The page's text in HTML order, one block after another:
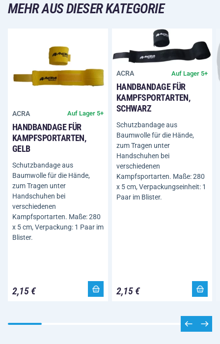
MEHR AUS DIESER KATEGORIE
ACRA Auf Lager 5+
HANDBANDAGE FÜR
KAMPFSPORTARTEN,
GELB
Schutzbandage aus
Baumwolle für die Hände,
zum Tragen unter
Handschuhen bei
verschiedenen
Kampfsportarten. Maße: 280
x 5 cm, Verpackung: 1 Paar im
Blister.
2,15 €
ACRA Auf Lager 5+
HANDBANDAGE FÜR
KAMPFSPORTARTEN,
SCHWARZ
Schutzbandage aus
Baumwolle für die Hände,
zum Tragen unter
Handschuhen bei
verschiedenen
Kampfsportarten. Maße: 280
x 5 cm, Verpackungseinheit: 1
Paar im Blister.
2,15 €